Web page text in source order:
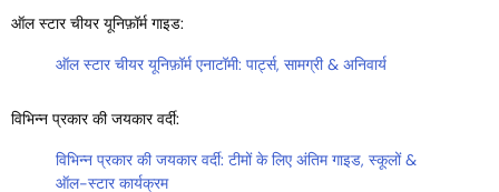
ऑल स्टार चीयर यूनिफ़ॉर्म गाइड:
ऑल स्टार चीयर यूनिफ़ॉर्म एनाटॉमी: पार्ट्स, सामग्री & अनिवार्य
विभिन्न प्रकार की जयकार वर्दी:
विभिन्न प्रकार की जयकार वर्दी: टीमों के लिए अंतिम गाइड, स्कूलों &
ऑल-स्टार कार्यक्रम